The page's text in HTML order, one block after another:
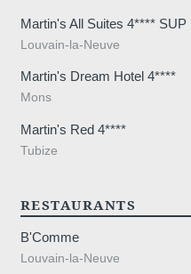
Martin's All Suites 4**** SUP
Louvain-la-Neuve
Martin's Dream Hotel 4****
Mons
Martin's Red 4****
Tubize
RESTAURANTS
B'Comme
Louvain-la-Neuve